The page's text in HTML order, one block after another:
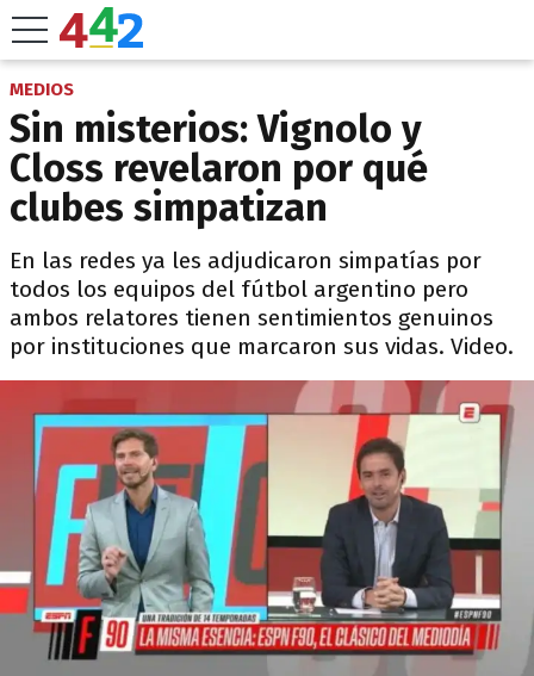
MEDIOS
Sin misterios: Vignolo y
Closs revelaron por qué
clubes simpatizan
En las redes ya les adjudicaron simpatías por
todos los equipos del fútbol argentino pero
ambos relatores tienen sentimientos genuinos
por instituciones que marcaron sus vidas. Video.